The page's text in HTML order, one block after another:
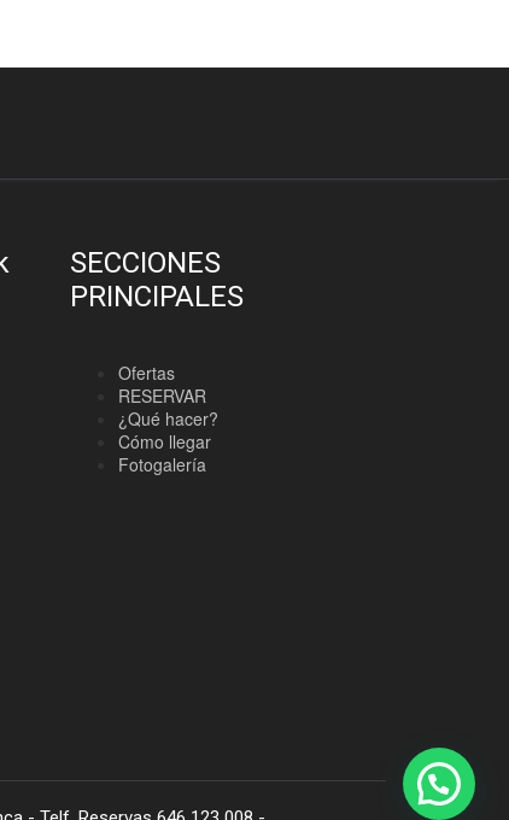
SECCIONES
PRINCIPALES
Ofertas
RESERVAR
¿Qué hacer?
Cómo llegar
Fotogalería
Reserva por Whats App